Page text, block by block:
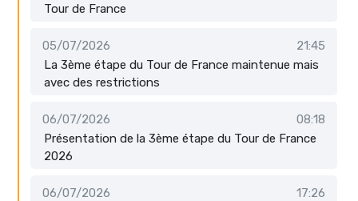
Tour de France
05/07/2026
21:45
La 3ème étape du Tour de France maintenue mais
avec des restrictions
06/07/2026
08:18
Présentation de la 3ème étape du Tour de France
2026
06/07/2026
17:26